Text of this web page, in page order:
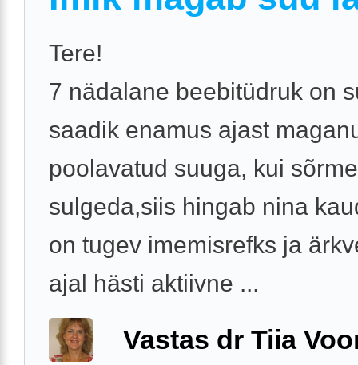
Tere!
7 nädalane beebitüdruk on
saadik enamus ajast
poolavatud suuga, kui
sulgeda,siis hingab nina
on tugev imemisrefks ja
ajal hästi aktiivne ...
Vastas dr Tiia